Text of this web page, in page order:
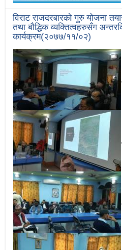
विराट राजदरबारको गुरु योजना
तथा बौद्धिक व्यक्तित्वहरुसँग
कार्यक्रम(२०७७/११/०२)